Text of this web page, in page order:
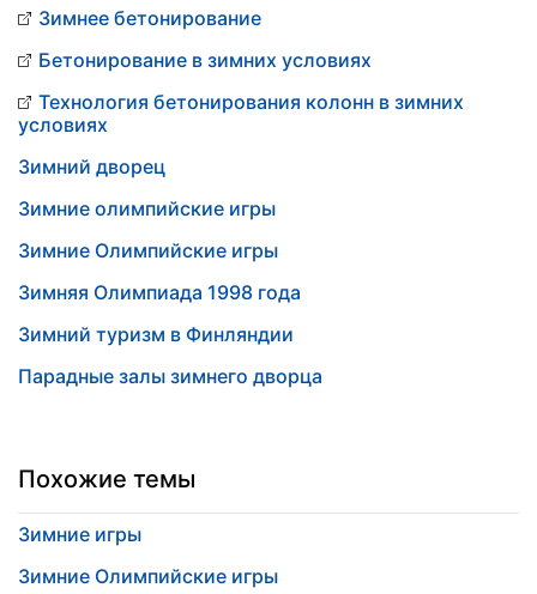
Зимнее бетонирование
Бетонирование в зимних условиях
Технология бетонирования колонн в зимних
условиях
Зимний дворец
Зимние олимпийские игры
Зимние Олимпийские игры
Зимняя Олимпиада 1998 года
Зимний туризм в Финляндии
Парадные залы зимнего дворца
Похожие темы
Зимние игры
Зимние Олимпийские игры